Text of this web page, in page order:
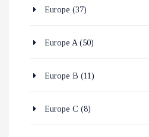
Europe (37)
Europe A(50)
Europe B (11)
Europe C (8)